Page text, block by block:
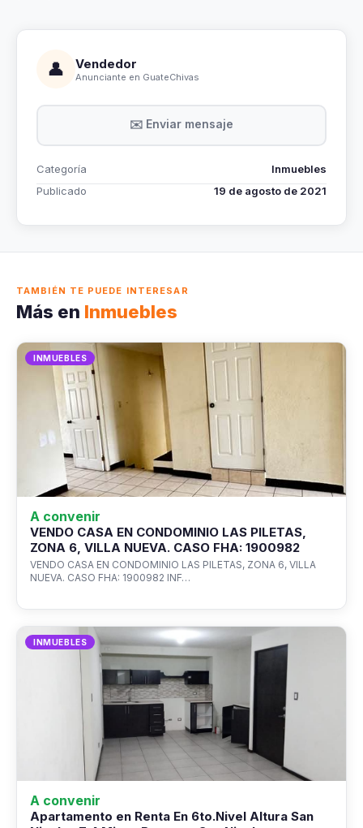
👤 Vendedor
Anunciante en GuateChivas
✉️ Enviar mensaje
Categoría
Inmuebles
Publicado
19 de agosto de 2021
TAMBIÉN TE PUEDE INTERESAR
Más en Inmuebles
INMUEBLES
A convenir
VENDO CASA EN CONDOMINIO LAS PILETAS,
ZONA 6, VILLA NUEVA. CASO FHA: 1900982
VENDO CASA EN CONDOMINIO LAS PILETAS, ZONA 6, VILLA
NUEVA. CASO FHA: 1900982 INF…
INMUEBLES
A convenir
Apartamento en Renta En 6to.Nivel Altura San